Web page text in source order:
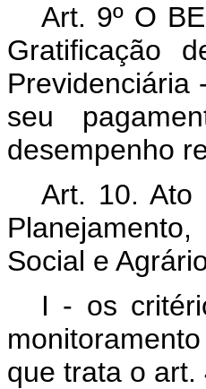
Art. 9º O
Gratificação
Previdenciária
seu
desempenho
Art. 10. Ato
Social e
I - os
que trata o art.